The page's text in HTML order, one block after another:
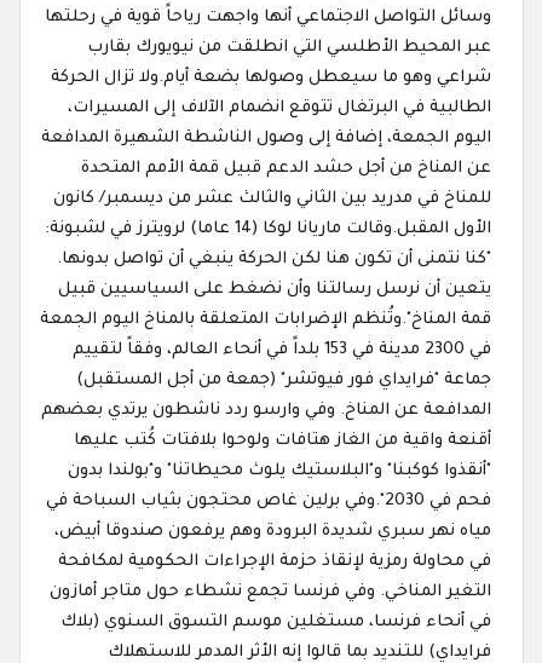
وسائل التواصل الاجتماعي أنها واجهت رياحاً قوية في رحلتها
عبر المحيط الأطلسي التي انطلقت من نيويورك بقارب
شراعي وهو ما سيعطل وصولها بضعة أيام.ولا تزال الحركة
الطالبية في البرتغال تتوقع انضمام الآلاف إلى المسيرات،
اليوم الجمعة، إضافة إلى وصول الناشطة الشهيرة المدافعة
عن المناخ من أجل حشد الدعم قبيل قمة الأمم المتحدة
للمناخ في مدريد بين الثاني والثالث عشر من ديسمبر/ كانون
الأول المقبل.وقالت ماريانا لوكا (14 عاما) لرويترز في لشبونة:
"كنا نتمنى أن تكون هنا لكن الحركة ينبغي أن تواصل بدونها.
يتعين أن نرسل رسالتنا وأن نضغط على السياسيين قبيل
قمة المناخ".وتُنظم الإضرابات المتعلقة بالمناخ اليوم الجمعة
في 2300 مدينة في 153 بلداً في أنحاء العالم، وفقاً لتقييم
جماعة "فرايداي فور فيوتشر" (جمعة من أجل المستقبل)
المدافعة عن المناخ. وفي وارسو ردد ناشطون يرتدي بعضهم
أقنعة واقية من الغاز هتافات ولوحوا بلافتات كُتب عليها
"أنقذوا كوكبنا" و"البلاستيك يلوث محيطاتنا" و"بولندا بدون
فحم في 2030".وفي برلين غاص محتجون بثياب السباحة في
مياه نهر سبري شديدة البرودة وهم يرفعون صندوقا أبيض،
في محاولة رمزية لإنقاذ حزمة الإجراءات الحكومية لمكافحة
التغير المناخي. وفي فرنسا تجمع نشطاء حول متاجر أمازون
في أنحاء فرنسا، مستغلين موسم التسوق السنوي (بلاك
فرايداي) للتنديد بما قالوا إنه الأثر المدمر للاستهلاك